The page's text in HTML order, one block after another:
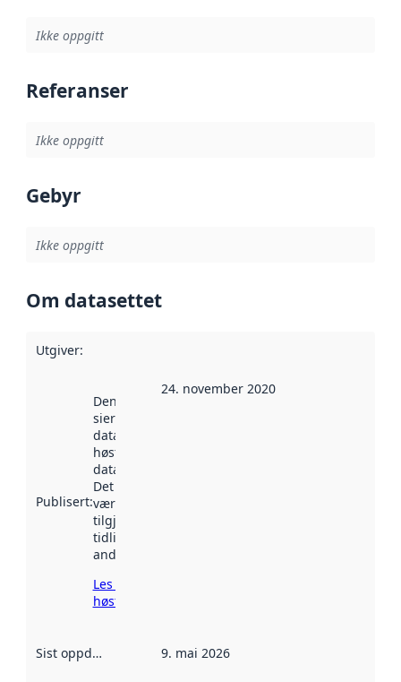
Ikke oppgitt
Referanser
Ikke oppgitt
Gebyr
Ikke oppgitt
Om datasettet
Utgiver:
Publisert:
Denne datoen
sier når
datasettet ble
høstet av
data.norge.no.
Det kan ha
vært
tilgjengelig
tidligere
andre steder.
Les mer om
høsting her
24. november 2020
Sist oppdatert 9. mai 2026